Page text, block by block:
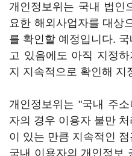
개인정보위는 국내 법인
요한 해외사업자를 대상
를 확인할 예정입니다.
고 있음에도 아직 지정
지 지속적으로 확인해 지
개인정보위는 "국내 주
자의 경우 이용자 불만
이 있는 만큼 지속적인
국내 이용자의 개인정보